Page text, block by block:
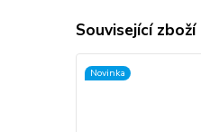
Související zboží
Novinka